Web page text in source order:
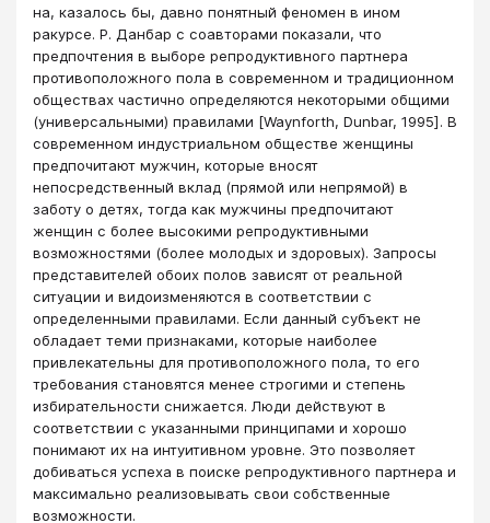
на, казалось бы, давно понятный феномен в ином
ракурсе. Р. Данбар с соавторами показали, что
предпочтения в выборе репродуктивного партнера
противоположного пола в со­временном и традиционном
обществах частично определяются некоторыми общими
(универсальными) правилами [Waynforth, Dunbar, 1995]. В
современном индустриальном обществе женщины
предпочитают мужчин, которые вносят
непосредственный вклад (прямой или непрямой) в
заботу о детях, тогда как мужчины предпочитают
женщин с более высокими репродуктивными
возможностями (более молодых и здоровых). Запросы
представителей обоих полов зависят от реальной
ситуации и видоизменяются в соответствии с
определенными правилами. Если данный субъект не
обладает теми признаками, которые наиболее
привлекательны для противоположного пола, то его
требования становятся менее строгими и степень
избирательности снижается. Люди действуют в
соответствии с указанными принципами и хорошо
понимают их на интуитивном уровне. Это позволяет
добиваться успеха в поиске репродуктивного партнера и
максимально реализовывать свои собственные
возможности.